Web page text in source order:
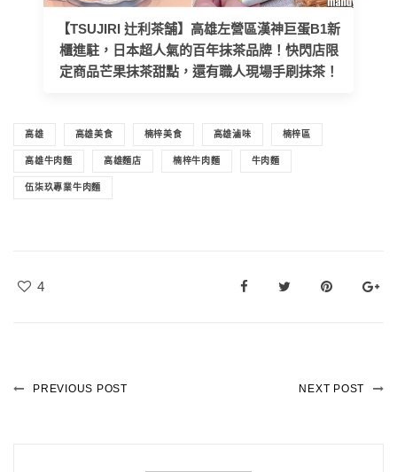
【TSUJIRI 辻利茶舗】高雄左營區漢神巨蛋B1新
櫃進駐，日本超人氣的百年抹茶品牌！快閃店限
定商品芒果抹茶甜點，還有職人現場手刷抹茶！
高雄 高雄美食 楠梓美食 高雄滷味 楠梓區
高雄牛肉麵 高雄麵店 楠梓牛肉麵 牛肉麵
伍柒玖專業牛肉麵
4
PREVIOUS POST NEXT POST